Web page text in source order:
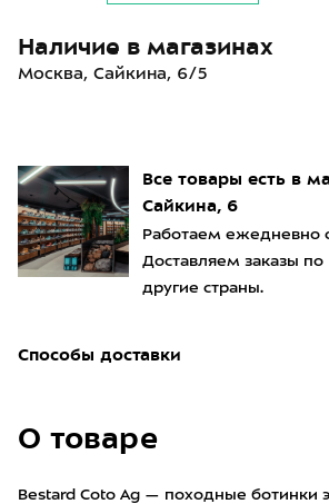
Все товары есть в
Сайкина, 6
Работаем ежедневно
Доставляем заказы по
другие страны.
Способы доставки
О товаре
Bestard Coto Ag — походные ботинки
Наличие в магазинах
Москва, Сайкина, 6/5